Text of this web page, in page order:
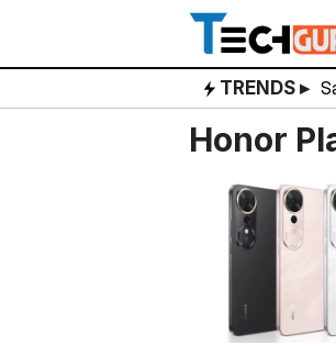
content
TRENDS ▸
Honor